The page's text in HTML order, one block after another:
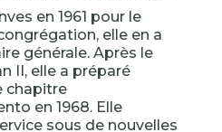
en 1961 pour le
elle en a
générale. Après le
II, elle a préparé
chapitre
en 1968. Elle
sous de nouvelles